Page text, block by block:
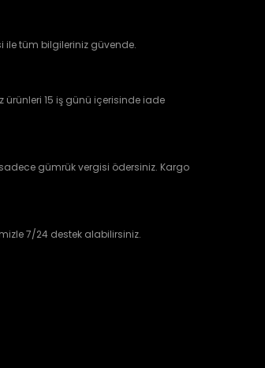
ile tüm bilgileriniz güvende.
ürünleri 15 iş günü içerisinde iade
gümrük vergisi ödersiniz. Kargo
7/24 destek alabilirsiniz.